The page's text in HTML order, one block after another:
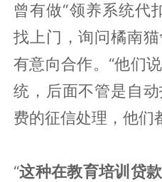
曾有做“领养系统代
找上门，询问橘南
有意向合作。“他们
统，后面不管是自
费的征信处理，他们
“这种在教育培训贷